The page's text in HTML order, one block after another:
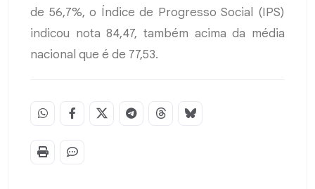
de 56,7%, o Índice de Progresso Social (IPS)
indicou nota 84,47, também acima da média
nacional que é de 77,53.